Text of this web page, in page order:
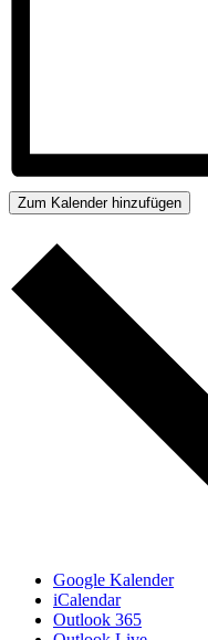
Zum Kalender hinzufügen
Google Kalender
iCalendar
Outlook 365